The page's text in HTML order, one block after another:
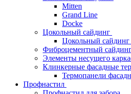
Mitten
Grand Line
Docke
Цокольный сайдинг
Цокольный
Фиброцементный
Элементы несущего
Клинкерные фасадные
Термопанели
Профнастил